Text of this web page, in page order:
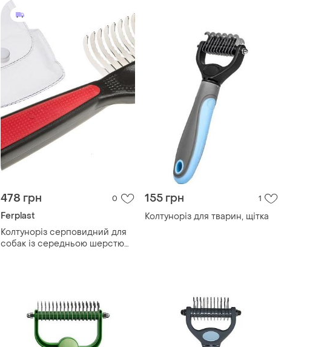
478 грн 0
Ferplast
Колтуноріз серповидний для
собак із середньою шерстю
155 грн 1
Колтуноріз для тварин, щітка